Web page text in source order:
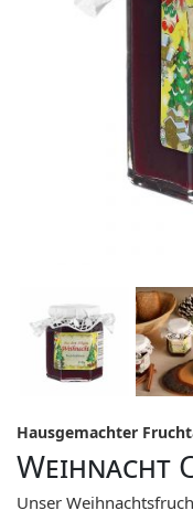
Hausgemachter
Weihnacht
Unser